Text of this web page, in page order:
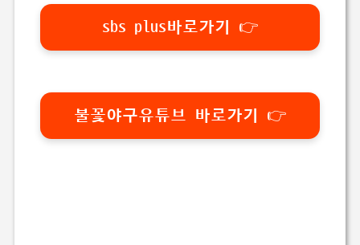
sbs plus바로가기 👉
불꽃야구유튜브 바로가기 👉